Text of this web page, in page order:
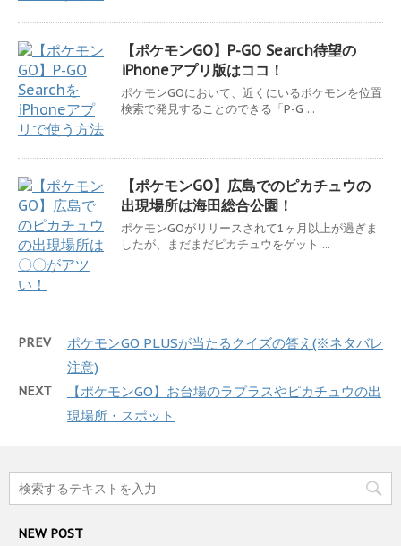
【ポケモンGO】P-GO Search待望の
iPhoneアプリ版はココ！
ポケモンGOにおいて、近くにいるポケモンを位置
検索で発見することのできる「P-G ...
【ポケモンGO】広島でのピカチュウの
出現場所は海田総合公園！
ポケモンGOがリリースされて1ヶ月以上が過ぎま
したが、まだまだピカチュウをゲット ...
PREV
ポケモンGO PLUSが当たるクイズの答え(※ネタバレ
注意)
NEXT
【ポケモンGO】お台場のラプラスやピカチュウの出
現場所・スポット
NEW POST